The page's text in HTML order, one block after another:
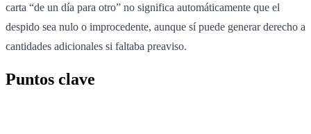
carta “de un día para otro” no significa automáticamente que el
despido sea nulo o improcedente, aunque sí puede generar derecho a
cantidades adicionales si faltaba preaviso.
Puntos clave